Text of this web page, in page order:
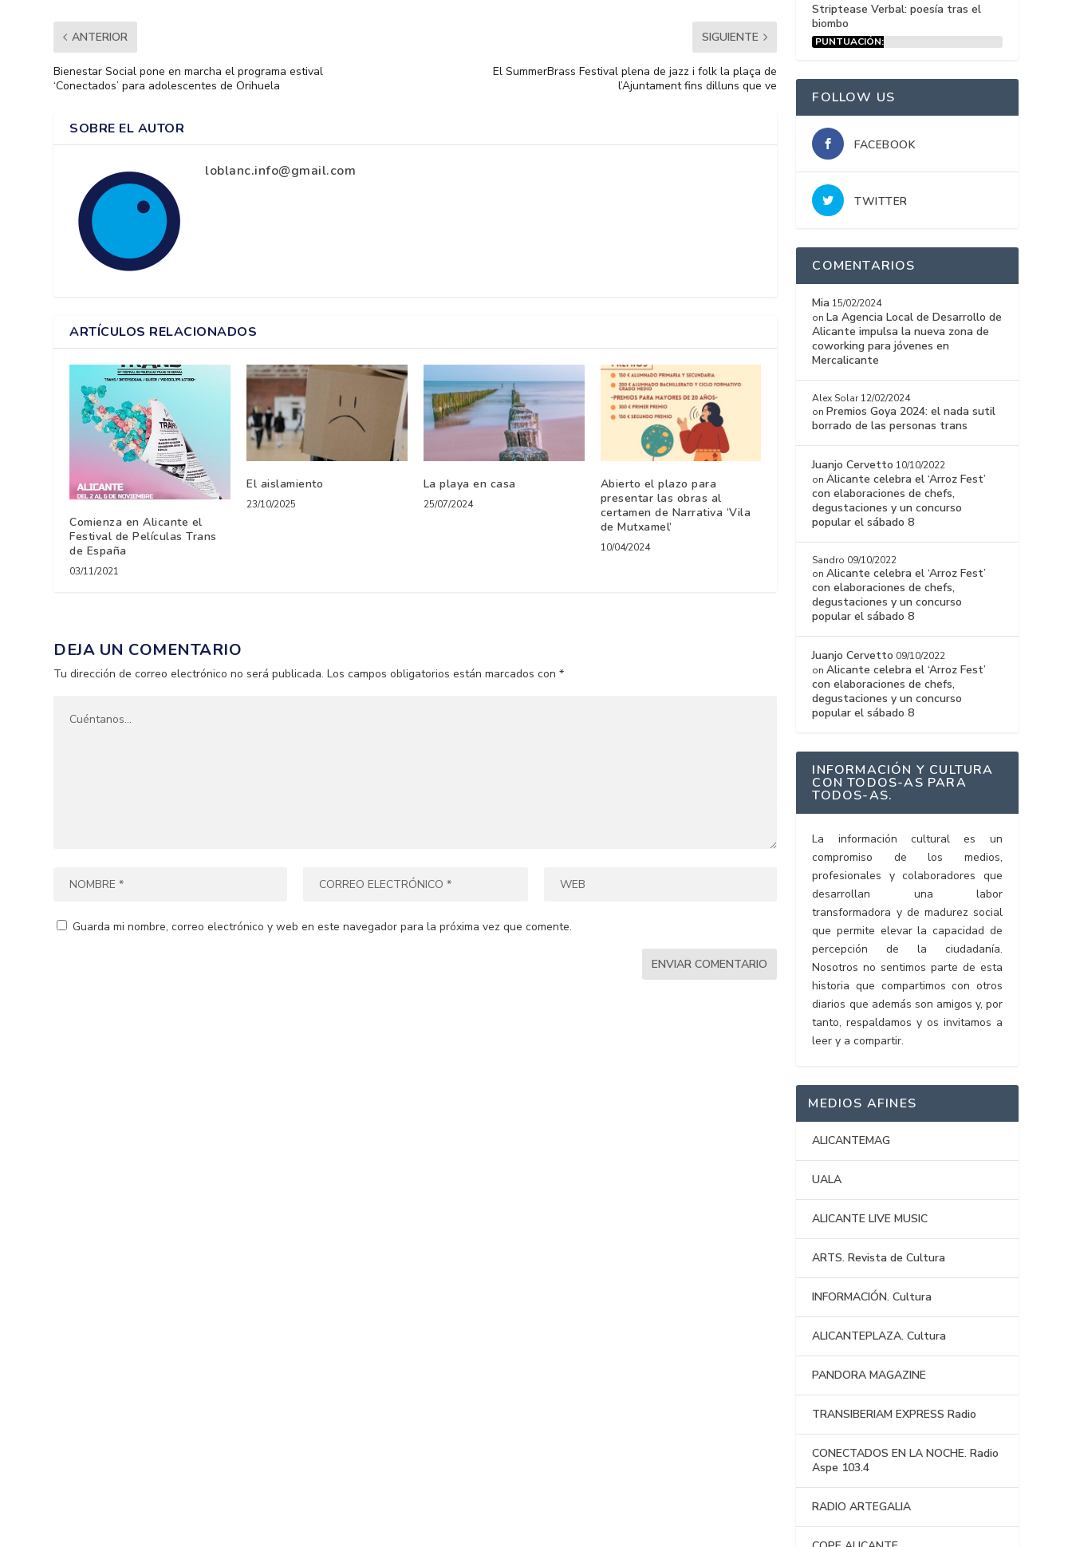
ANTERIOR
Bienestar Social pone en marcha el programa estival
‘Conectados’ para adolescentes de Orihuela
SIGUIENTE
El SummerBrass Festival plena de jazz i folk la plaça de
l’Ajuntament fins dilluns que ve
SOBRE EL AUTOR
loblanc.info@gmail.com
ARTÍCULOS RELACIONADOS
Comienza en Alicante el
Festival de Películas Trans
de España
03/11/2021
El aislamiento
23/10/2025
La playa en casa
25/07/2024
Abierto el plazo para
presentar las obras al
certamen de Narrativa ‘Vila
de Mutxamel’
10/04/2024
DEJA UN COMENTARIO
Tu dirección de correo electrónico no será publicada. Los campos obligatorios están marcados con*
Guarda mi nombre, correo electrónico y web en este navegador para la próxima vez que comente.
Striptease Verbal: poesía tras el
biombo
PUNTUACIÓN:
FOLLOW US
FACEBOOK
TWITTER
COMENTARIOS
Mia 15/02/2024
on La Agencia Local de Desarrollo de
Alicante impulsa la nueva zona de
coworking para jóvenes en
Mercalicante
Alex Solar 12/02/2024
on Premios Goya 2024: el nada sutil
borrado de las personas trans
Juanjo Cervetto 10/10/2022
onAlicante celebra el ‘Arroz Fest’
con elaboraciones de chefs,
degustaciones y un concurso
popular el sábado 8
Sandro 09/10/2022
onAlicante celebra el ‘Arroz Fest’
con elaboraciones de chefs,
degustaciones y un concurso
popular el sábado 8
Juanjo Cervetto 09/10/2022
onAlicante celebra el ‘Arroz Fest’
con elaboraciones de chefs,
degustaciones y un concurso
popular el sábado 8
INFORMACIÓN Y CULTURA
CON TODOS-AS PARA
TODOS-AS.
La información cultural es un
compromiso de los medios,
profesionales y colaboradores que
desarrollan una labor
transformadora y de madurez social
que permite elevar la capacidad de
percepción de la ciudadanía.
Nosotros no sentimos parte de esta
historia que compartimos con otros
diarios que además son amigos y, por
tanto, respaldamos y os invitamos a
leer y a compartir.
MEDIOS AFINES
ALICANTEMAG
UALA
ALICANTE LIVE MUSIC
ARTS. Revista de Cultura
INFORMACIÓN. Cultura
ALICANTEPLAZA. Cultura
PANDORA MAGAZINE
TRANSIBERIAM EXPRESS Radio
CONECTADOS EN LA NOCHE. Radio
Aspe 103.4
RADIO ARTEGALIA